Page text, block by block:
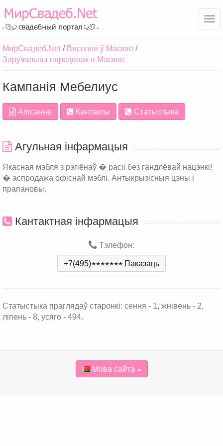
МирСвадеб.Net
Вяселля ў Маскве
Заручальны пярсцёнак в Маскве
Кампанія Мебелиус
Апісанне Кантакты Статыстыка
Агульная інфармацыя
Якасная мэбля з рэгіёнаў � расіі без гандлёвай нацэнкі!
� аспродажа офіснай мэблі. Антыкрызісныя цэны і
прапановы.
Кантактная інфармацыя
Тэлефон:
+7(495)******* Паказаць
Статыстыка праглядаў старонкі: сення - 1, жнівень - 2,
ліпень - 8, усяго - 494.
Мова сайта